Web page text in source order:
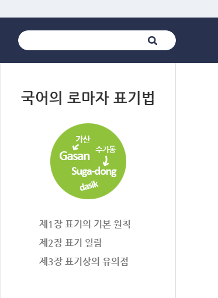
국어의 로마자 표기법
제1장 표기의 기본 원칙
제2장 표기 일람
제3장 표기상의 유의점